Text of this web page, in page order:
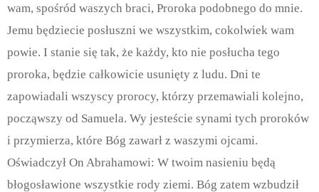
wam, spośród waszych braci, Proroka podobnego do mnie.
Jemu będziecie posłuszni we wszystkim, cokolwiek wam
powie. I stanie się tak, że każdy, kto nie posłucha tego
proroka, będzie całkowicie usunięty z ludu. Dni te
zapowiadali wszyscy prorocy, którzy przemawiali kolejno,
począwszy od Samuela. Wy jesteście synami tych proroków
i przymierza, które Bóg zawarł z waszymi ojcami.
Oświadczył On Abrahamowi: W twoim nasieniu będą
błogosławione wszystkie rody ziemi. Bóg zatem wzbudził